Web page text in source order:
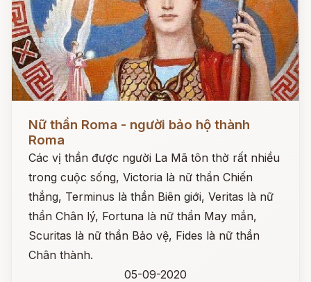
Nữ thần Roma - người bảo hộ thành
Roma
Các vị thần được người La Mã tôn thờ rất nhiều
trong cuộc sống, Victoria là nữ thần Chiến
thắng, Terminus là thần Biên giới, Veritas là nữ
thần Chân lý, Fortuna là nữ thần May mắn,
Scuritas là nữ thần Bảo vệ, Fides là nữ thần
Chân thành.
05-09-2020